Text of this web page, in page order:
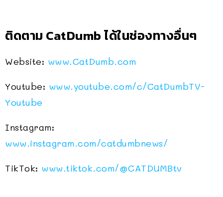
ติดตาม CatDumb ได้ในช่องทางอื่นๆ
Website: www.CatDumb.com
Youtube: www.youtube.com/c/CatDumbTV-
Youtube
Instagram:
www.instagram.com/catdumbnews/
TikTok: www.tiktok.com/@CATDUMBtv